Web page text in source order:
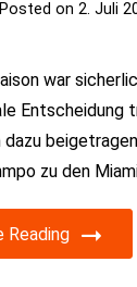
Posted on2. Juli
war
Entscheidung
dazu
zu den
Reading